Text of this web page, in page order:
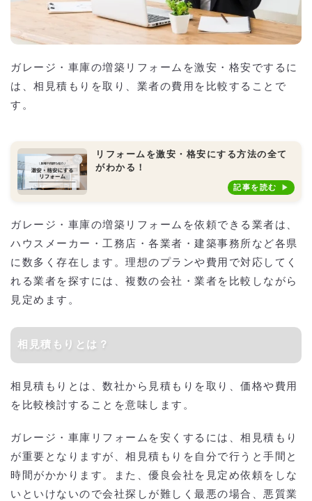
ガレージ・車庫の増築リフォームを激安・格安でするに
は、相見積もりを取り、業者の費用を比較することで
す。
リフォームを激安・格安にする方法の全て
がわかる！
記事を読む
ガレージ・車庫の増築リフォームを依頼できる業者は、
ハウスメーカー・工務店・各業者・建築事務所など各県
に数多く存在します。理想のプランや費用で対応してく
れる業者を探すには、複数の会社・業者を比較しながら
見定めます。
相見積もりとは？
相見積もりとは、数社から見積もりを取り、価格や費用
を比較検討することを意味します。
ガレージ・車庫リフォームを安くするには、相見積もり
が重要となりますが、相見積もりを自分で行うと手間と
時間がかかります。また、優良会社を見定め依頼をしな
いといけないので会社探しが難しく最悪の場合、悪質業